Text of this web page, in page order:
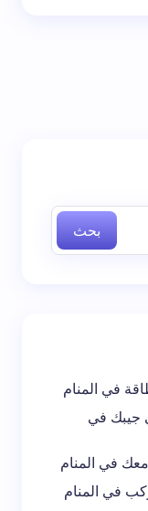
الإلزامية مشار
المتصفح
بحث
في المنام
جيبك في
في المنام
في المنام